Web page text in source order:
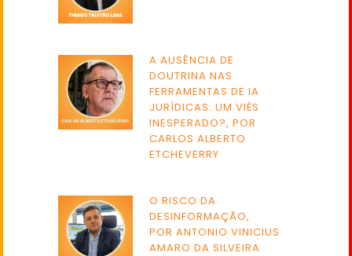
A AUSÊNCIA DE
DOUTRINA NAS
FERRAMENTAS DE IA
JURÍDICAS: UM VIÉS
INESPERADO?, POR
CARLOS ALBERTO
ETCHEVERRY
O RISCO DA
DESINFORMAÇÃO,
POR ANTONIO VINICIUS
AMARO DA SILVEIRA